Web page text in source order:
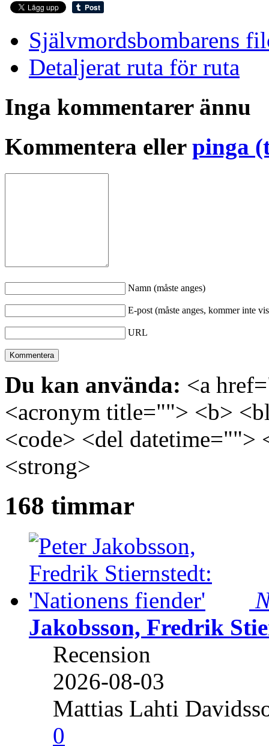
Självmordsbombarens
Detaljerat ruta för ruta
Inga kommentarer ännu
Kommentera eller pinga
Namn (måste anges)
E-post (måste anges, kommer inte
URL
Du kan använda: <a
<acronym title=""> <b>
<code> <del
<strong>
168 timmar
Jakobsson, Fredrik
Recension
2026-08-03
Mattias Lahti
0